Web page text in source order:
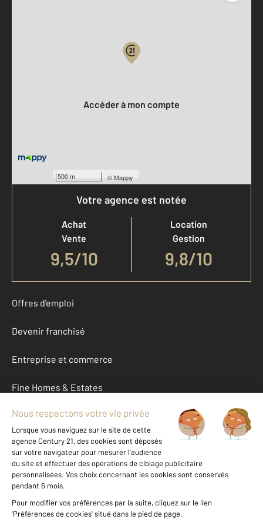
500 m ©Mappy
Accéder à mon compte
Votre agence est notée
Achat
Vente
9,5/10
Location
Gestion
9,8/10
Offres d'emploi
Devenir franchisé
Entreprise et commerce
Fine Homes & Estates
À propos
International
Nous contacter